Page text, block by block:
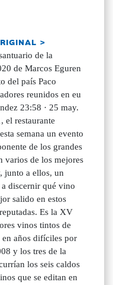
>
de la
de Marcos Eguren
del país Paco
reunidos en eu
23:58 · 25 may.
el restaurante
semana un evento
de los grandes
varios de los mejores
junto a ellos, un
a discernir qué vino
salido en estos
Es la XV
vinos tintos de
en años difíciles por
y los tres de la
los seis caldos
que se editan en